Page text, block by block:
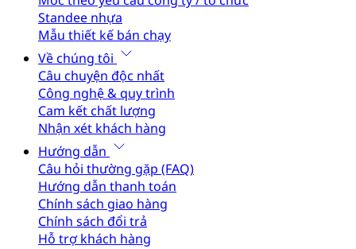
Standee nhựa
Mẫu thiết kế bán chạy
Về chúng tôi
Câu chuyện độc nhất
Công nghệ & quy trình
Cam kết chất lượng
Nhận xét khách hàng
Hướng dẫn
Câu hỏi thường gặp (FAQ)
Hướng dẫn thanh toán
Chính sách giao hàng
Chính sách đổi trả
Hỗ trợ khách hàng